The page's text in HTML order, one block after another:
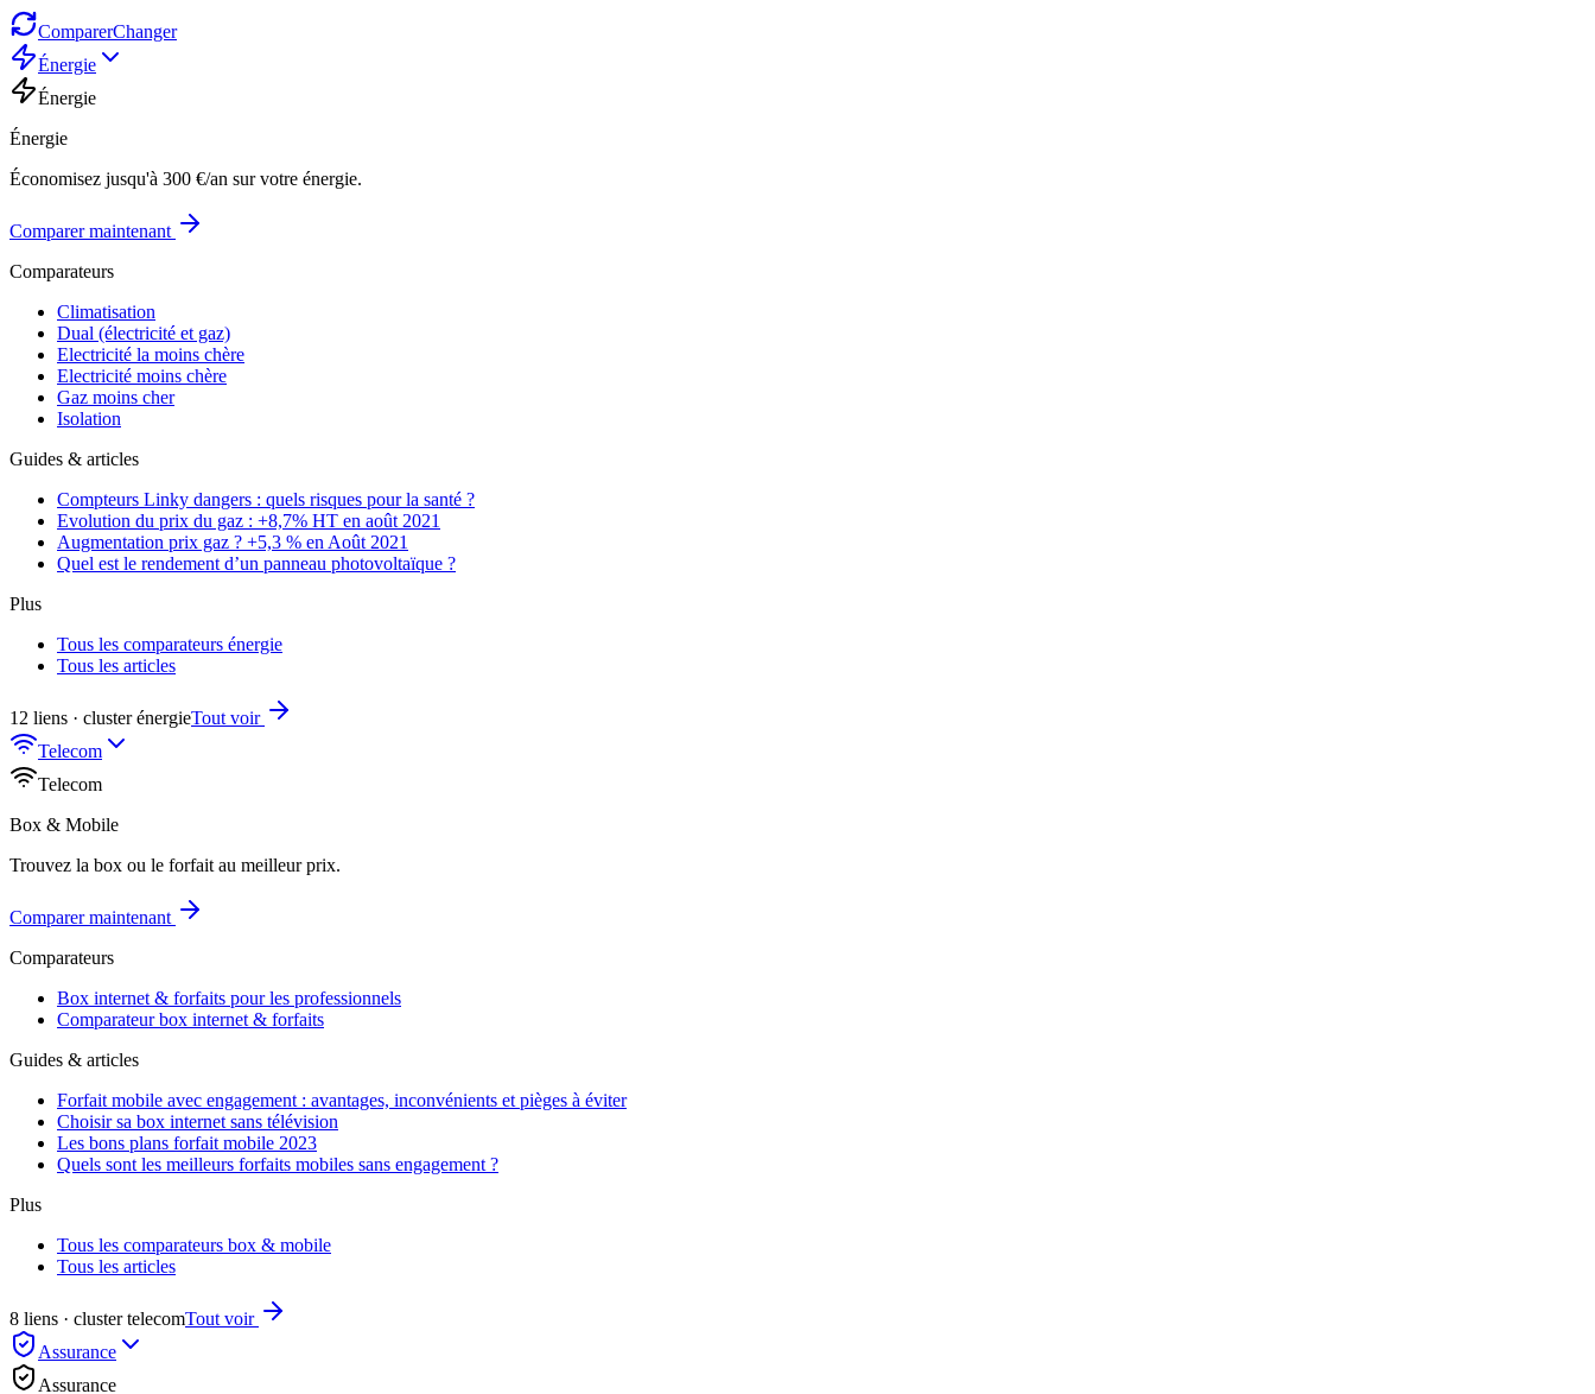
ComparerChanger
Énergie
Énergie
Énergie
Économisez jusqu'à 300 €/an sur votre énergie.
Comparer maintenant
Comparateurs
Climatisation
Dual (électricité et gaz)
Electricité la moins chère
Electricité moins chère
Gaz moins cher
Isolation
Guides & articles
Compteurs Linky dangers : quels risques pour la santé ?
Evolution du prix du gaz : +8,7% HT en août 2021
Augmentation prix gaz ? +5,3 % en Août 2021
Quel est le rendement d’un panneau photovoltaïque ?
Plus
Tous les comparateurs énergie
Tous les articles
12 liens · cluster énergieTout voir
Telecom
Telecom
Box & Mobile
Trouvez la box ou le forfait au meilleur prix.
Comparer maintenant
Comparateurs
Box internet & forfaits pour les professionnels
Comparateur box internet & forfaits
Guides & articles
Forfait mobile avec engagement : avantages, inconvénients et pièges à éviter
Choisir sa box internet sans télévision
Les bons plans forfait mobile 2023
Quels sont les meilleurs forfaits mobiles sans engagement ?
Plus
Tous les comparateurs box & mobile
Tous les articles
8 liens · cluster telecomTout voir
Assurance
Assurance